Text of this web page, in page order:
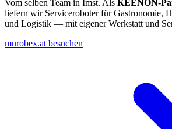
Vom selben Team in Imst. Als KEENON-
liefern wir Serviceroboter für Gastronomie,
und Logistik — mit eigener Werkstatt und
murobex.at besuchen